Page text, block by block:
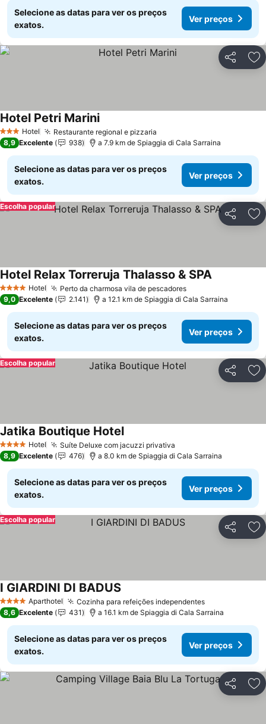
Selecione as datas para ver os preços
exatos.
Ver preços
Partilhar
3 EstrelasHotel Restaurante regional e pizzaria
Hotel Petri Marini
8,9 Excelente 938 a 7.9 km de Spiaggia di Cala Sarraina
Selecione as datas para ver os preços
exatos.
Ver preços
Partilhar
Escolha popular
4 EstrelasHotel Perto da charmosa vila de pescadores
Hotel Relax Torreruja Thalasso & SPA
9,0 Excelente 2.141 a 12.1 km de Spiaggia di Cala Sarraina
Selecione as datas para ver os preços
exatos.
Ver preços
Partilhar
Escolha popular
4 EstrelasHotel Suíte Deluxe com jacuzzi privativa
Jatika Boutique Hotel
8,9 Excelente 476 a 8.0 km de Spiaggia di Cala Sarraina
Selecione as datas para ver os preços
exatos.
Ver preços
Partilhar
Escolha popular
4 EstrelasAparthotel Cozinha para refeições independentes
I GIARDINI DI BADUS
8,6 Excelente 431 a 16.1 km de Spiaggia di Cala Sarraina
Selecione as datas para ver os preços
exatos.
Ver preços
Partilhar